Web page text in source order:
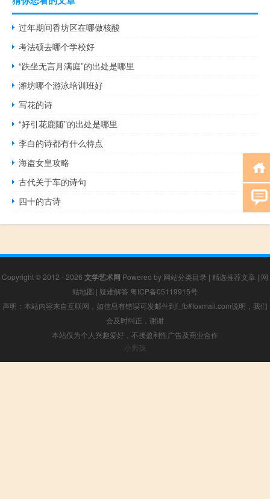
过年期间香坊区在哪做核酸
考法硕去哪个学校好
“趺坐无言月满庭”的出处是哪里
潍坊哪个游泳培训班好
写花的诗
“好引花鹿随”的出处是哪里
李白的诗都有什么特点
海盗女皇攻略
古代关于车的诗句
四十的古诗
Copyright © 2012 - 2026 文学艺术网 Powered by 网站分类目录 | 精选推荐文章 | 网
站地图 | 疑难解答 粤ICP备05119915号
声明：本站内容来自互联网，如信息有错误可发邮件到f_fb#foxmail.com说明，我们
会及时纠正，谢谢
本站仅为个人兴趣爱好，不接盈利性广告及商业合作
小男孩